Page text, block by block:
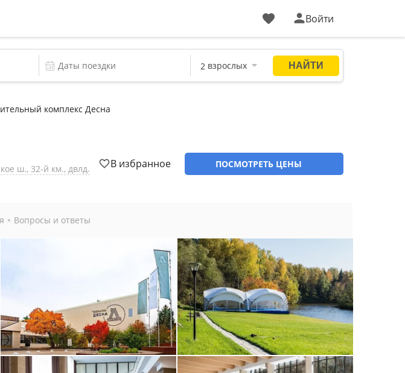
Войти
комплекс Десна
ш., 32-й км., двлд.
В избранное ПОСМОТРЕТЬ ЦЕНЫ
Вопросы и ответы